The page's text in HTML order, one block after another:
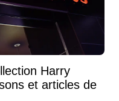
Harry
et articles de